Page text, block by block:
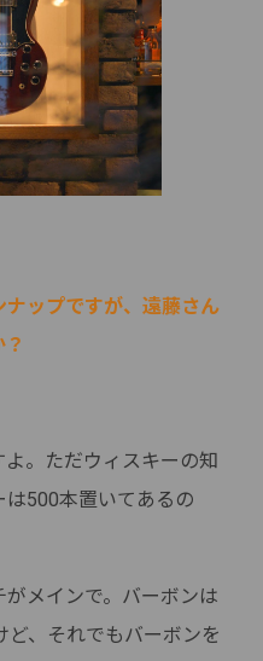
ップですが、遠藤さん
。ただウィスキーの知
500本置いてあるの
メインで。バーボンは
、それでもバーボンを